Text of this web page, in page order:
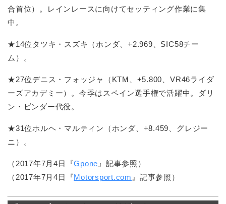
合首位）。レインレースに向けてセッティング作業に集
中。
★14位タツキ・スズキ（ホンダ、+2.969、SIC58チー
ム）。
★27位デニス・フォッジャ（KTM、+5.800、VR46ライダ
ーズアカデミー）。今季はスペイン選手権で活躍中。ダリ
ン・ビンダー代役。
★31位ホルヘ・マルティン（ホンダ、+8.459、グレジー
ニ）。
（2017年7月4日『Gpone 』記事参照）
（2017年7月4日『Motorsport.com 』記事参照）